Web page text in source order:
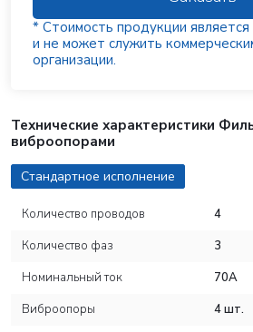
* Стоимость продукции
и не может служить
организации.
Технические характеристики
виброопорами
Стандартное исполнение
Количество проводов
4
Количество фаз
3
Номинальный ток
70А
Виброопоры
4 шт.